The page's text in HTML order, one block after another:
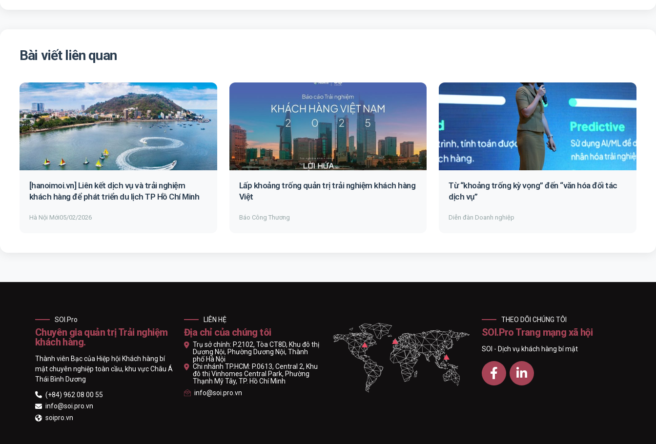
Bài viết liên quan
[hanoimoi.vn] Liên kết dịch vụ và trải nghiệm
khách hàng để phát triển du lịch TP Hồ Chí Minh
Hà Nội Mới05/02/2026
Lấp khoảng trống quản trị trải nghiệm khách hàng
Việt
Báo Công Thương
Từ “khoảng trống kỳ vọng” đến “văn hóa đối tác
dịch vụ”
Diễn đàn Doanh nghiệp
SOI.Pro
Chuyên gia quản trị Trải nghiệm
khách hàng.
Thành viên Bạc của Hiệp hội Khách hàng bí
mật chuyên nghiệp toàn cầu, khu vực Châu Á
Thái Bình Dương
(+84) 962 08 00 55
info@soi.pro.vn
soipro.vn
LIÊN HỆ
Địa chỉ của chúng tôi
Trụ sở chính: P.2102, Tòa CT8D, Khu đô thị
Dương Nội, Phường Dương Nội, Thành
phố Hà Nội
Chi nhánh TP.HCM: P.0613, Central 2, Khu
đô thị Vinhomes Central Park, Phường
Thạnh Mỹ Tây, TP. Hồ Chí Minh
info@soi.pro.vn
THEO DÕI CHÚNG TÔI
SOI.Pro Trang mạng xã hội
SOI - Dịch vụ khách hàng bí mật